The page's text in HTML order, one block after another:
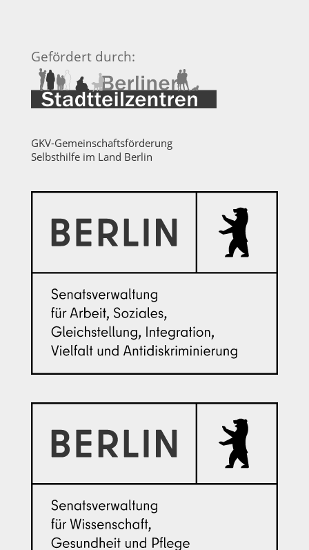
Gefördert durch:
GKV-Gemeinschaftsförderung
Selbsthilfe im Land Berlin